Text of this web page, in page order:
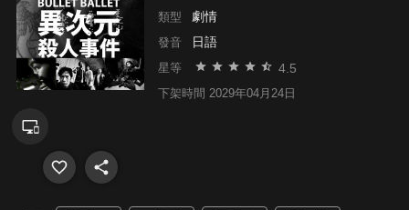
類型 劇情
發音 日語
星等 4.5
下架時間 2029年04月24日